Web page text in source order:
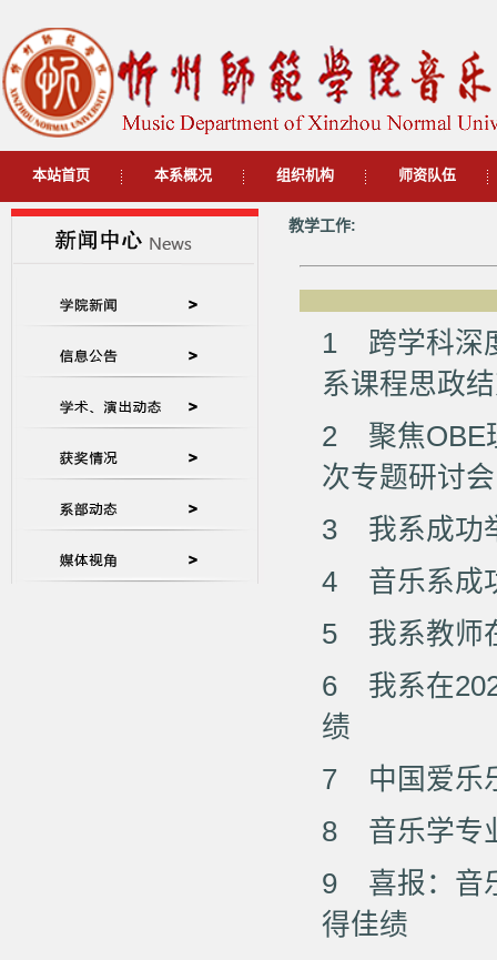
本站首页 本系概况 组织机构 师资队伍
教学工作:
1 跨学科
系课程思政
2 聚焦
次专题研讨会
3 我系成功
4 音乐系成
5 我系教师
6 我系在
绩
7 中国爱乐
8 音乐学专
9 喜报：音
得佳绩